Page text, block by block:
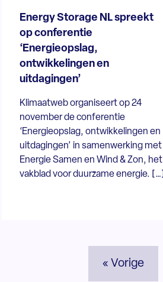
Energy Storage NL spreekt
op conferentie
‘Energieopslag,
ontwikkelingen en
uitdagingen’
Klimaatweb organiseert op 24
november de conferentie
‘Energieopslag, ontwikkelingen en
uitdagingen’ in samenwerking met
Energie Samen en Wind & Zon, het
vakblad voor duurzame energie. […]
« Vorige